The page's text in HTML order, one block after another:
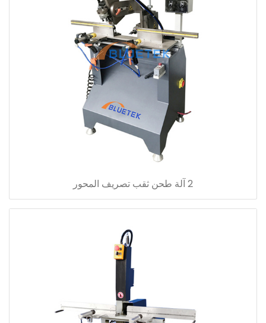
2 آلة طحن ثقب تصريف المحور